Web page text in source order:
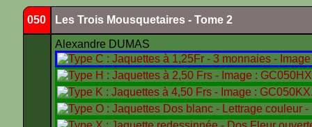
050 Les Trois Mousquetaires - Tome 2
Alexandre DUMAS